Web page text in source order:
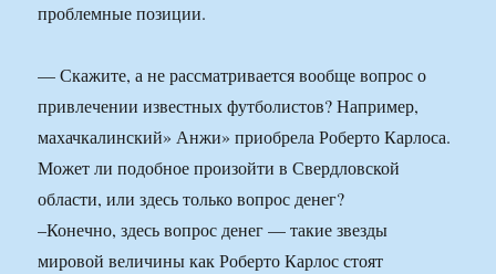
проблемные позиции.
— Скажите, а не рассматривается вообще вопрос о
привлечении известных футболистов? Например,
махачкалинский» Анжи» приобрела Роберто Карлоса.
Может ли подобное произойти в Свердловской
области, или здесь только вопрос денег?
–Конечно, здесь вопрос денег — такие звезды
мировой величины как Роберто Карлос стоят